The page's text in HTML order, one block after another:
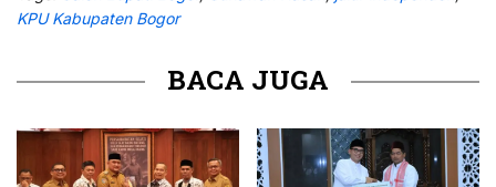
KPU Kabupaten Bogor
BACA JUGA